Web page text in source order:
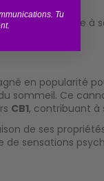
est due à
en popularité
sommeil. Ce
CB1, contribuant à
de ses
de sensations
Tu